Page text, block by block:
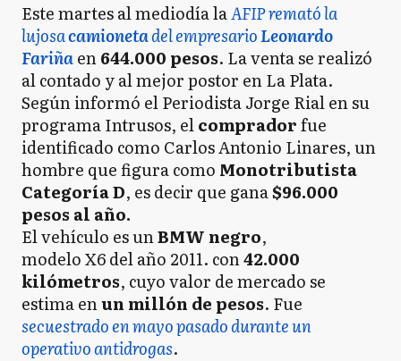
Este martes al mediodía laAFIP remató la
lujosacamionetadel empresarioLeonardo
Fariñaen644.000 pesos. La venta se realizó
al contado y al mejor postor en La Plata.
Según informó el Periodista Jorge Rial en su
programa Intrusos, elcompradorfue
identificado como Carlos Antonio Linares, un
hombre que figura como Monotributista
Categoría D, es decir que gana$96.000
pesos al año.
El vehículo es unBMW negro,
modelo X6 del año 2011. con42.000
kilómetros, cuyo valor de mercado se
estima enun millón de pesos. Fue
secuestrado en mayo pasado durante un
operativo antidrogas.